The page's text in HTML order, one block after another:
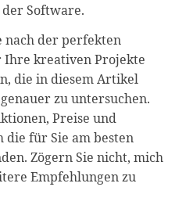
Software.
nach der perfekten
kreativen Projekte
die in diesem Artikel
zu untersuchen.
Preise und
für Sie am besten
Zögern Sie nicht, mich
Empfehlungen zu